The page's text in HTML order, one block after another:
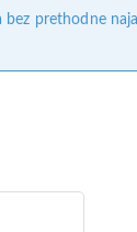
prethodne